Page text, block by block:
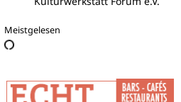
Meistgelesen